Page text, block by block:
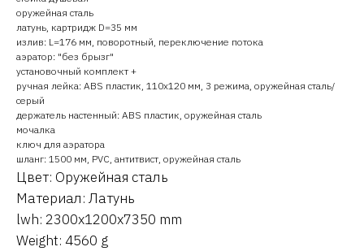
оружейная сталь
латунь, картридж D=35 мм
излив: L=176 мм, поворотный, переключение потока
аэратор: "без брызг"
установочный комплект +
ручная лейка: ABS пластик, 110x120 мм, 3 режима, оружейная сталь/
серый
держатель настенный: ABS пластик, оружейная сталь
мочалка
ключ для аэратора
шланг: 1500 мм, PVC, антитвист, оружейная сталь
Цвет: Оружейная сталь
Материал: Латунь
lwh: 2300x1200x7350 mm
Weight: 4560 g